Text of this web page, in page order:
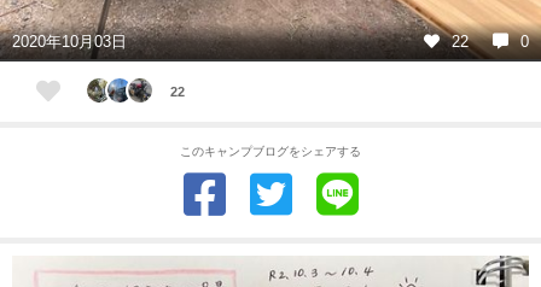
2020年10月03日 22 0
22
このキャンプブログをシェアする